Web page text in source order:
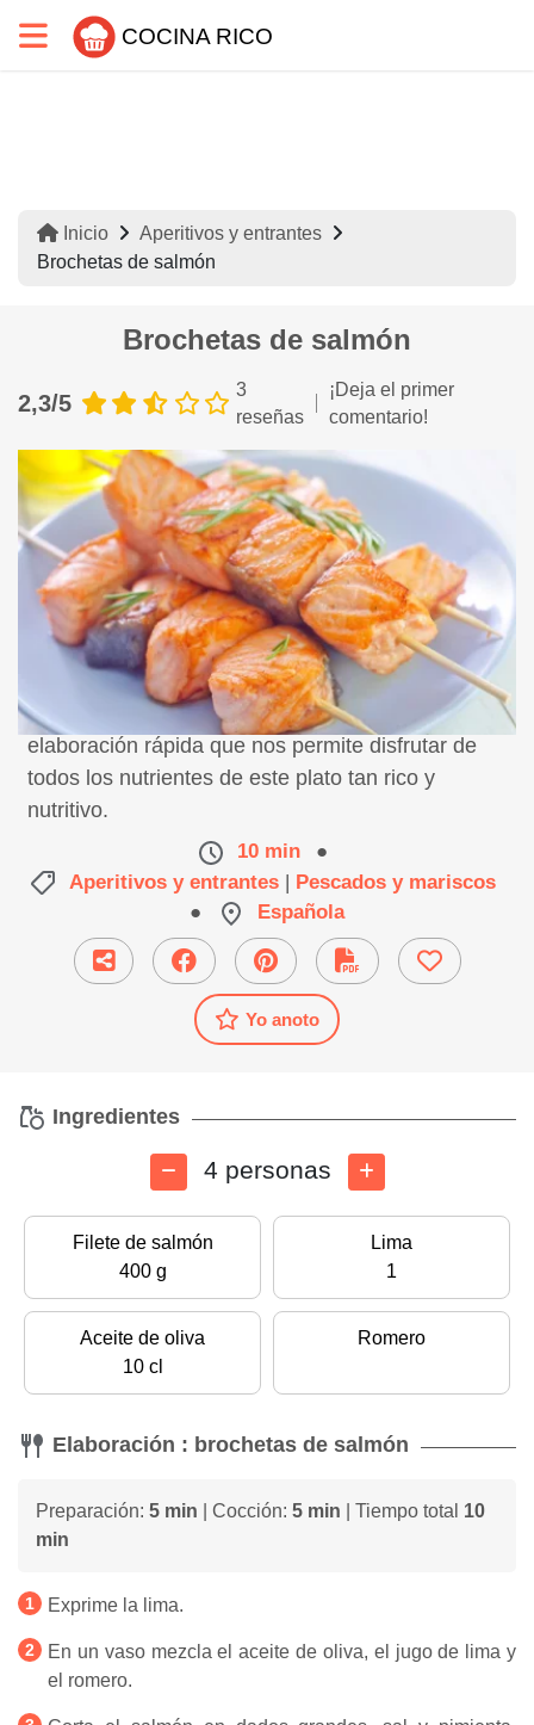
COCINA RICO
Inicio
Aperitivos y entrantes
Brochetas de salmón
Brochetas de salmón
2,3/5
3
reseñas
¡Deja el primer
comentario!
Aprende a preparar brochetas de salmón. Una
elaboración rápida que nos permite disfrutar de
todos los nutrientes de este plato tan rico y
nutritivo.
10 min
●
Aperitivos y entrantes | Pescados y mariscos
●
Española
Yo anoto
Ingredientes
4 personas
Filete de salmón
400 g
Lima
1
Aceite de oliva
10 cl
Romero
Elaboración : brochetas de salmón
Preparación: 5 min | Cocción: 5 min | Tiempo total 10
min
Exprime la lima.
En un vaso mezcla el aceite de oliva, el jugo de lima y
el romero.